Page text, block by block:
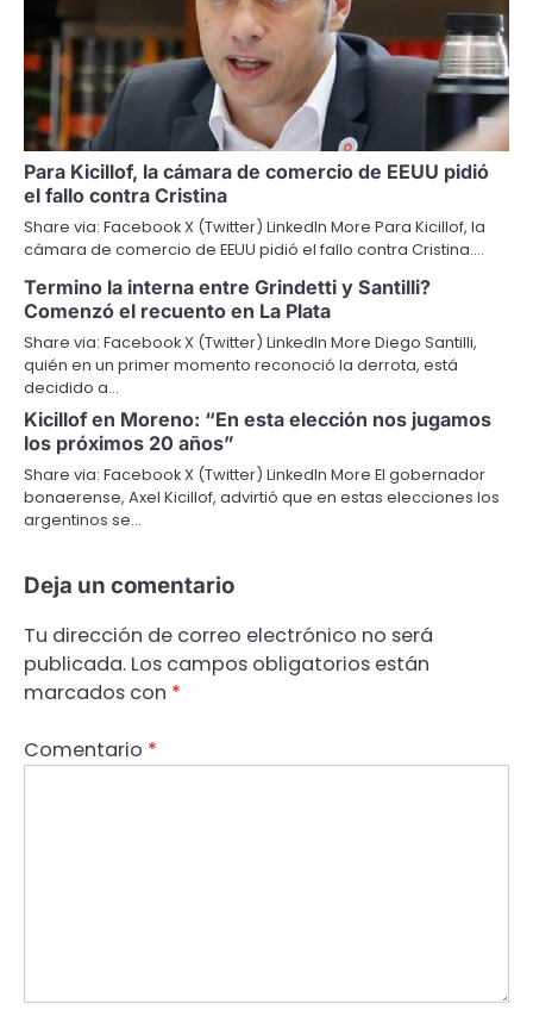
Para Kicillof, la cámara de comercio de EEUU pidió
el fallo contra Cristina
Share via: Facebook X (Twitter) LinkedIn More Para Kicillof, la
cámara de comercio de EEUU pidió el fallo contra Cristina.…
Termino la interna entre Grindetti y Santilli?
Comenzó el recuento en La Plata
Share via: Facebook X (Twitter) LinkedIn More Diego Santilli,
quién en un primer momento reconoció la derrota, está
decidido a…
Kicillof en Moreno: “En esta elección nos jugamos
los próximos 20 años”
Share via: Facebook X (Twitter) LinkedIn More El gobernador
bonaerense, Axel Kicillof, advirtió que en estas elecciones los
argentinos se…
Deja un comentario
Tu dirección de correo electrónico no será
publicada. Los campos obligatorios están
marcados con *
Comentario *